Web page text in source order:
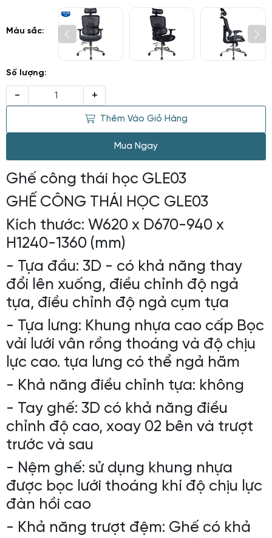
Màu sắc:
Số lượng:
- +
Thêm Vào Giỏ Hàng
Mua Ngay
Ghế công thái học GLE03
GHẾ CÔNG THÁI HỌC GLE03
Kích thước: W620 x D670-940 x
H1240-1360 (mm)
- Tựa đầu: 3D - có khả năng thay
đổi lên xuống, điều chỉnh độ ngả
tựa, điều chỉnh độ ngả cụm tựa
- Tựa lưng: Khung nhựa cao cấp Bọc
vải lưới vân rồng thoáng và độ chịu
lực cao. tựa lưng có thể ngả hãm
- Khả năng điều chỉnh tựa: không
- Tay ghế: 3D có khả năng điều
chỉnh độ cao, xoay 02 bên và trượt
trước và sau
- Nệm ghế: sử dụng khung nhựa
được bọc lưới thoáng khí độ chịu lực
đàn hồi cao
- Khả năng trượt đệm: Ghế có khả